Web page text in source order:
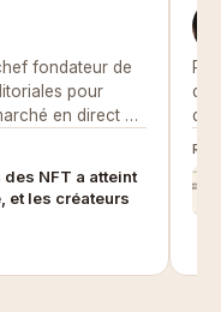
fondateur de
pour
en direct et
publication.
NFT a atteint
et les créateurs
de
de